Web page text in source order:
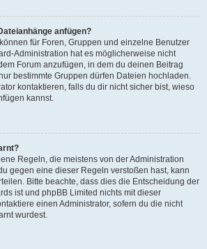
anfügen?
für Foren, Gruppen und einzelne Benutzer
Administration hat es möglicherweise nicht
Forum anzufügen, in dem du deinen Beitrag
bestimmte Gruppen dürfen Dateien hochladen.
kontaktieren, falls du dir nicht sicher bist, wieso
kannst.
Regeln, die meistens von der Administration
gegen eine dieser Regeln verstoßen hast, kann
Bitte beachte, dass dies die Entscheidung der
ist und phpBB Limited nichts mit dieser
einen Administrator, sofern du die nicht
wurdest.